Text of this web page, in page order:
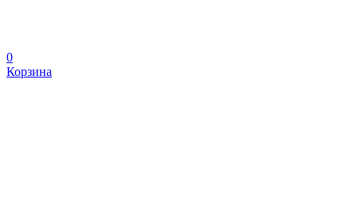
0
Корзина